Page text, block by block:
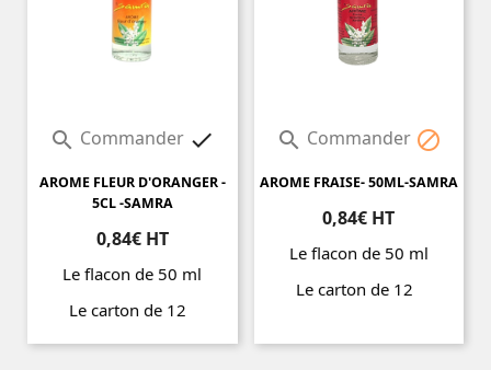
 Commander 
AROME FLEUR D'ORANGER -
5CL -SAMRA
0,84€ HT
Le flacon de 50 ml
Le carton de 12
Prix
 Commander 
AROME FRAISE- 50ML-SAMRA
0,84€ HT
Le flacon de 50 ml
Le carton de 12